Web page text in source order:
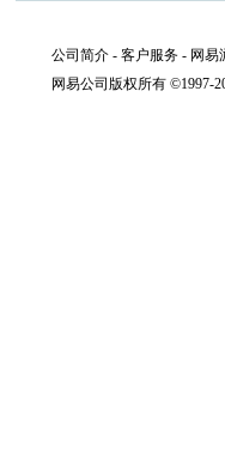
公司简介 - 客户服务 - 网易
网易公司版权所有 ©1997-